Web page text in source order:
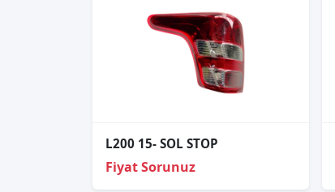
L200 15- SOL STOP
Fiyat Sorunuz